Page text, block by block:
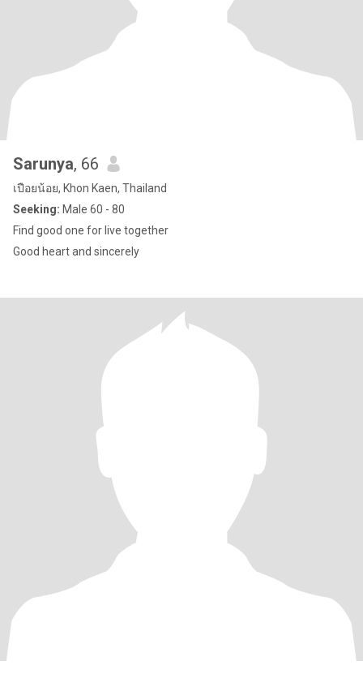
Sarunya, 66
เปือยน้อย, Khon Kaen, Thailand
Seeking: Male 60 - 80
Find good one for live together
Good heart and sincerely